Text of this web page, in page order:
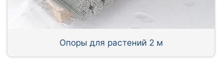
Опоры для растений 2 м